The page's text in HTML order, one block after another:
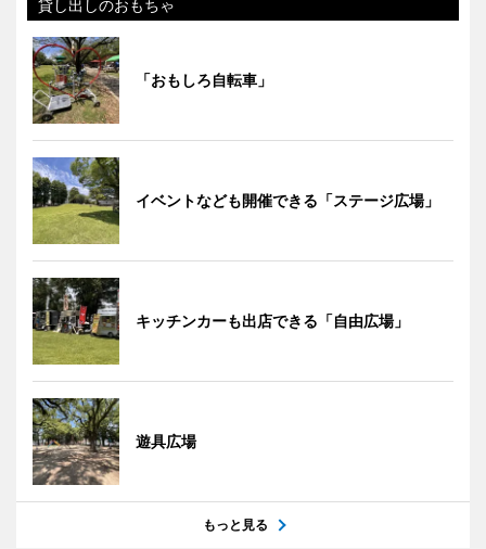
貸し出しのおもちゃ
「おもしろ自転車」
イベントなども開催できる「ステージ広場」
キッチンカーも出店できる「自由広場」
遊具広場
もっと見る